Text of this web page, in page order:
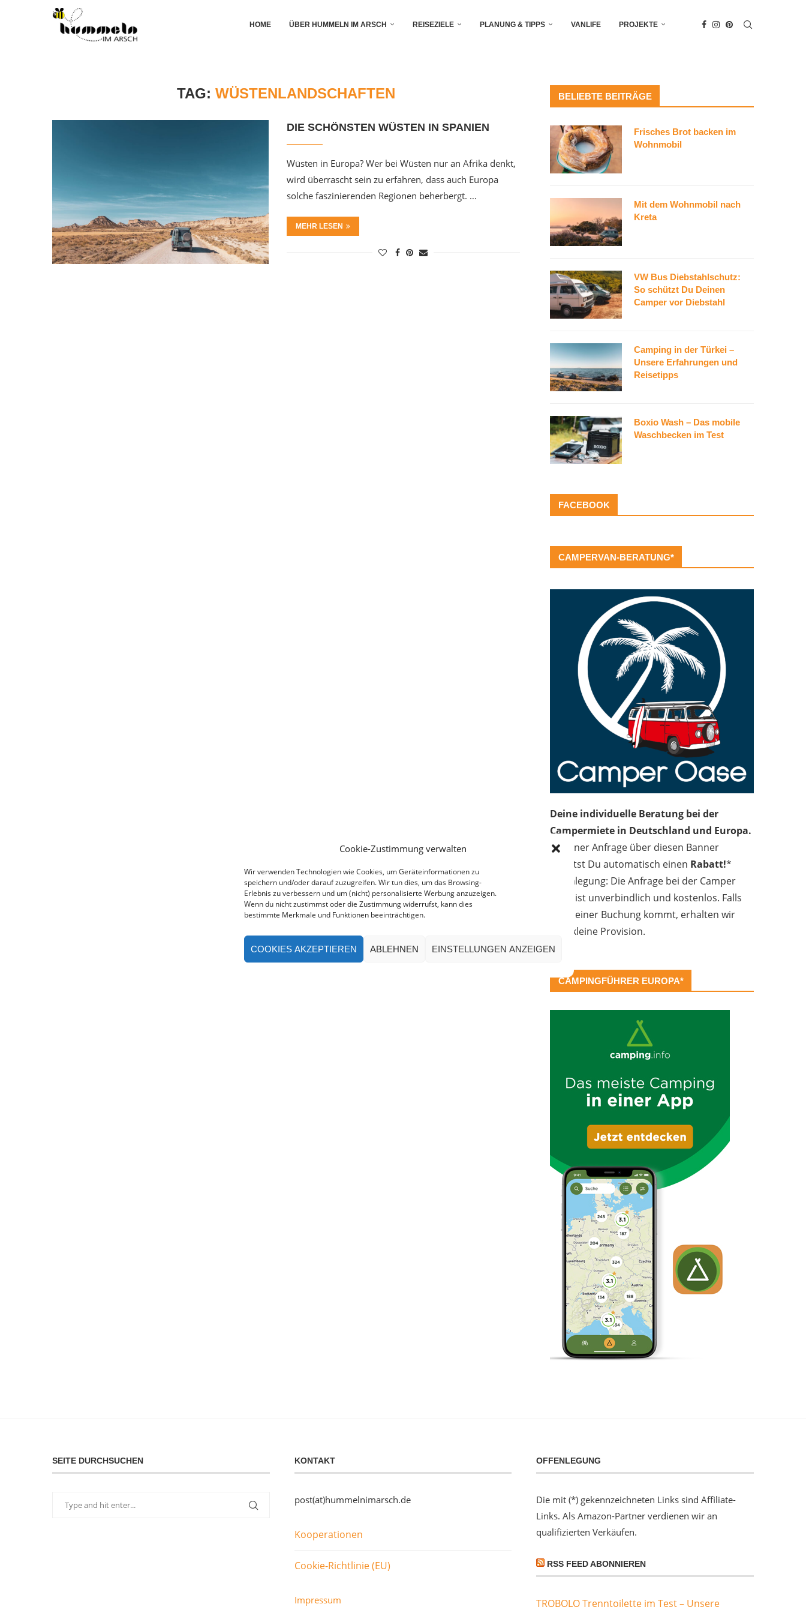
Cookie-Zustimmung verwalten
Wir verwenden Technologien wie Cookies, um Geräteinformationen zu
speichern und/oder darauf zuzugreifen. Wir tun dies, um das Browsing-
Erlebnis zu verbessern und um (nicht) personalisierte Werbung anzuzeigen.
Wenn du nicht zustimmst oder die Zustimmung widerrufst, kann dies
bestimmte Merkmale und Funktionen beeinträchtigen.
COOKIES AKZEPTIEREN ABLEHNEN EINSTELLUNGEN ANZEIGEN
HOME ÜBER HUMMELN IM ARSCH REISEZIELE PLANUNG & TIPPS VANLIFE PROJEKTE
TAG: WÜSTENLANDSCHAFTEN
DIE SCHÖNSTEN WÜSTEN IN SPANIEN
Wüsten in Europa? Wer bei Wüsten nur an Afrika denkt,
wird überrascht sein zu erfahren, dass auch Europa
solche faszinierenden Regionen beherbergt. …
MEHR LESEN
BELIEBTE BEITRÄGE
Frisches Brot backen im
Wohnmobil
Mit dem Wohnmobil nach
Kreta
VW Bus Diebstahlschutz:
So schützt Du Deinen
Camper vor Diebstahl
Camping in der Türkei –
Unsere Erfahrungen und
Reisetipps
Boxio Wash – Das mobile
Waschbecken im Test
FACEBOOK
CAMPERVAN-BERATUNG*
Deine individuelle Beratung bei der
Campermiete in Deutschland und Europa.
Bei einer Anfrage über diesen Banner
erhältst Du automatisch einen Rabatt!*
Offenlegung: Die Anfrage bei der Camper
Oase ist unverbindlich und kostenlos. Falls
es zu einer Buchung kommt, erhalten wir
eine kleine Provision.
CAMPINGFÜHRER EUROPA*
SEITE DURCHSUCHEN KONTAKT
post(at)hummelnimarsch.de
Kooperationen
Cookie-Richtlinie (EU)
Impressum
OFFENLEGUNG
Die mit (*) gekennzeichneten Links sind Affiliate-
Links. Als Amazon-Partner verdienen wir an
qualifizierten Verkäufen.
RSS FEED ABONNIEREN
TROBOLO Trenntoilette im Test – Unsere